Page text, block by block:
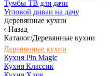
Тумбы ТВ для дачи
Угловой диван на дачу
Деревянные кухни
Назад
Каталог/Деревянные кухни
Деревянные кухни
Кухня Pin Magic
Кухня Классик